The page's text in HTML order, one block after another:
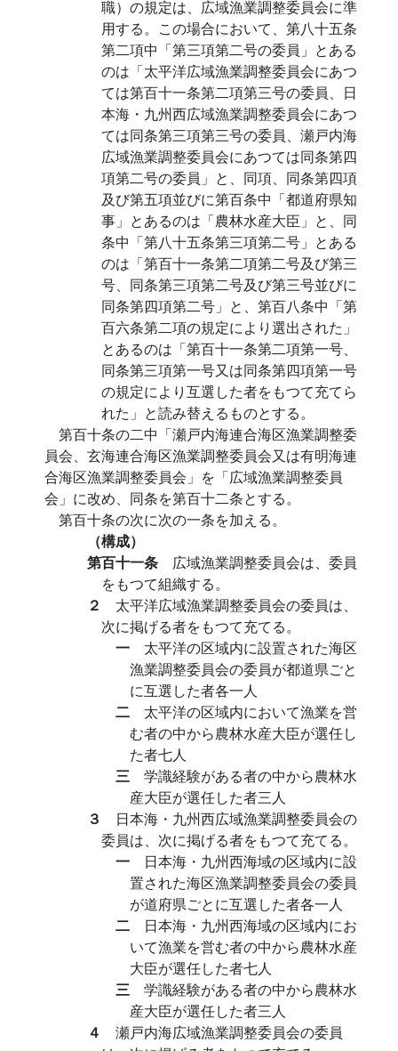
職）の規定は、広域漁業調整委員会に準
用する。この場合において、第八十五条
第二項中「第三項第二号の委員」とある
のは「太平洋広域漁業調整委員会にあつ
ては第百十一条第二項第三号の委員、日
本海・九州西広域漁業調整委員会にあつ
ては同条第三項第三号の委員、瀬戸内海
広域漁業調整委員会にあつては同条第四
項第二号の委員」と、同項、同条第四項
及び第五項並びに第百条中「都道府県知
事」とあるのは「農林水産大臣」と、同
条中「第八十五条第三項第二号」とある
のは「第百十一条第二項第二号及び第三
号、同条第三項第二号及び第三号並びに
同条第四項第二号」と、第百八条中「第
百六条第二項の規定により選出された」
とあるのは「第百十一条第二項第一号、
同条第三項第一号又は同条第四項第一号
の規定により互選した者をもつて充てら
れた」と読み替えるものとする。
第百十条の二中「瀬戸内海連合海区漁業調整委
員会、玄海連合海区漁業調整委員会又は有明海連
合海区漁業調整委員会」を「広域漁業調整委員
会」に改め、同条を第百十二条とする。
第百十条の次に次の一条を加える。
（構成）
第百十一条 広域漁業調整委員会は、委員
をもつて組織する。
２ 太平洋広域漁業調整委員会の委員は、
次に掲げる者をもつて充てる。
一 太平洋の区域内に設置された海区
漁業調整委員会の委員が都道県ごと
に互選した者各一人
二 太平洋の区域内において漁業を営
む者の中から農林水産大臣が選任し
た者七人
三 学識経験がある者の中から農林水
産大臣が選任した者三人
３ 日本海・九州西広域漁業調整委員会の
委員は、次に掲げる者をもつて充てる。
一 日本海・九州西海域の区域内に設
置された海区漁業調整委員会の委員
が道府県ごとに互選した者各一人
二 日本海・九州西海域の区域内にお
いて漁業を営む者の中から農林水産
大臣が選任した者七人
三 学識経験がある者の中から農林水
産大臣が選任した者三人
４ 瀬戸内海広域漁業調整委員会の委員